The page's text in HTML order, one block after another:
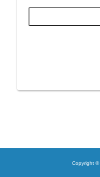
Copyright ©